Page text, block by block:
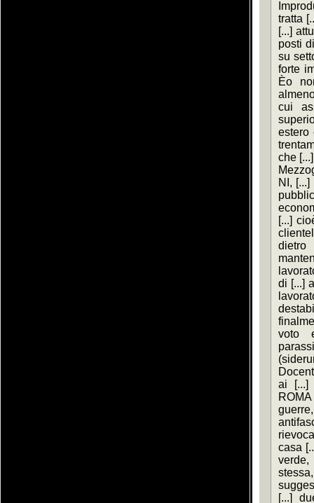
tratta
[...]
posti
su
forte
Èo
cui
estero
che
NI,
[...]
di [...]
voto
ai [...]
casa
[...]